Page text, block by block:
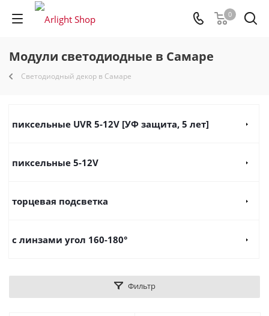
0
Модули светодиодные в Самаре
Светодиодный декор в Самаре
пиксельные UVR 5-12V [УФ защита, 5 лет]
пиксельные 5-12V
торцевая подсветка
с линзами угол 160-180°
Фильтр